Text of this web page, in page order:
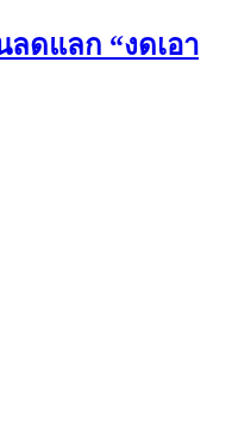
ดแลก “งดเอา